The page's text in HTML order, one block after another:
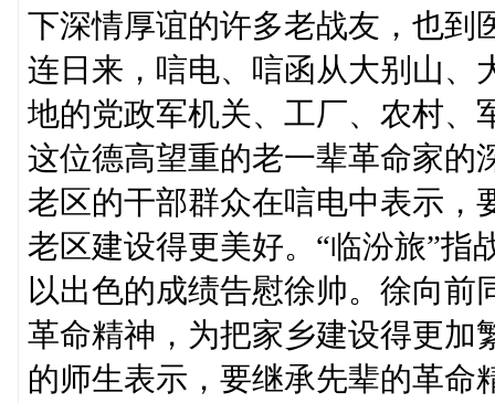
下深情厚谊的许多老战友，也到
连日来，唁电、唁函从大别山、
地的党政军机关、工厂、农村、
这位德高望重的老一辈革命家的
老区的干部群众在唁电中表示，
老区建设得更美好。“临汾旅”指
以出色的成绩告慰徐帅。徐向
革命精神，为把家乡建设得更加
的师生表示，要继承先辈的革命